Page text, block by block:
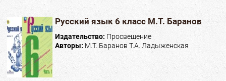
Русский язык 6 класс М.Т. Баранов
Издательство: Просвещение
Авторы: М.Т. Баранов Т.А. Ладыженская